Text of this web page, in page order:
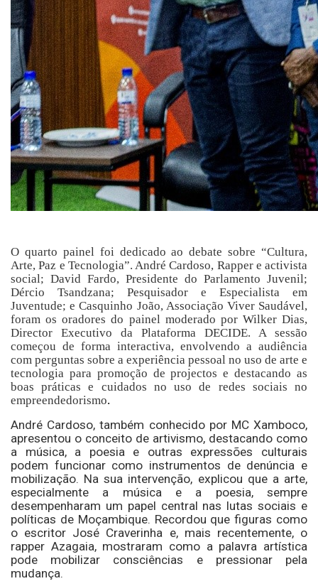
O quarto painel foi dedicado ao debate sobre “Cultura,
Arte, Paz e Tecnologia”. André Cardoso, Rapper e activista
social; David Fardo, Presidente do Parlamento Juvenil;
Dércio Tsandzana; Pesquisador e Especialista em
Juventude; e Casquinho João, Associação Viver Saudável,
foram os oradores do painel moderado por Wilker Dias,
Director Executivo da Plataforma DECIDE. A sessão
começou de forma interactiva, envolvendo a audiência
com perguntas sobre a experiência pessoal no uso de arte e
tecnologia para promoção de projectos e destacando as
boas práticas e cuidados no uso de redes sociais no
empreendedorismo.
André Cardoso, também conhecido por MC Xamboco,
apresentou o conceito de artivismo, destacando como
a música, a poesia e outras expressões culturais
podem funcionar como instrumentos de denúncia e
mobilização. Na sua intervenção, explicou que a arte,
especialmente a música e a poesia, sempre
desempenharam um papel central nas lutas sociais e
políticas de Moçambique. Recordou que figuras como
o escritor José Craverinha e, mais recentemente, o
rapper Azagaia, mostraram como a palavra artística
pode mobilizar consciências e pressionar pela
mudança.